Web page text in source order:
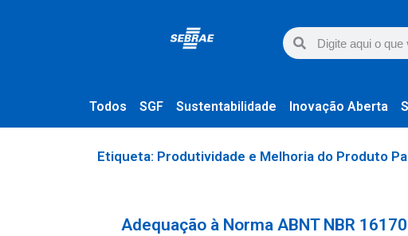
Todos SGF Sustentabilidade Inovação Aberta
Etiqueta: Produtividade e Melhoria do Produto
Adequação à Norma ABNT NBR